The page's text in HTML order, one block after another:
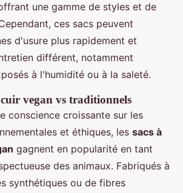
une gamme de styles et de
ces sacs peuvent
d'usure plus rapidement et
différent, notamment
à l'humidité ou à la saleté.
vegan vs traditionnels
conscience croissante sur les
et éthiques, les sacs à
gagnent en popularité en tant
des animaux. Fabriqués à
synthétiques ou de fibres